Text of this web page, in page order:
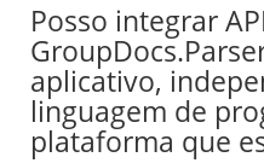
Posso integrar
aplicativo,
linguagem de
plataforma que